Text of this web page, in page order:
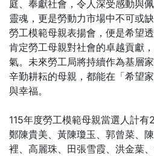
庭、奉獻社會，令人深受感動與
靈魂，更是勞動力市場中不可或
勞工模範母親表揚會，便是希望
肯定勞工母親對社會的卓越貢獻
氣。未來勞工局將持續作為基層
辛勤耕耘的母親，都能在「希望
與幸福。
115年度勞工模範母親當選人計有
鄭陳貴美、黃陳瓊玉、郭曾菜、
裡、高麗珠、田張雪霞、洪金葉